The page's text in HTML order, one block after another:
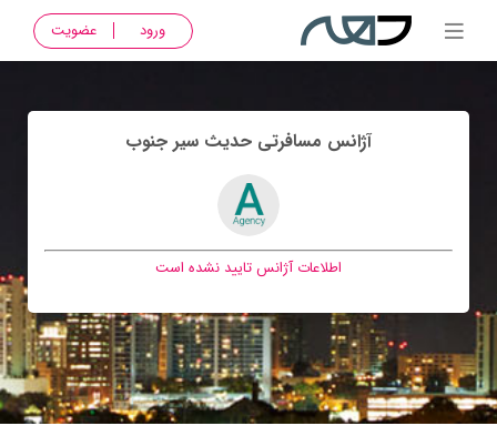
ورود عضویت
آژانس مسافرتی حديث سير جنوب
اطلاعات آژانس تایید نشده است